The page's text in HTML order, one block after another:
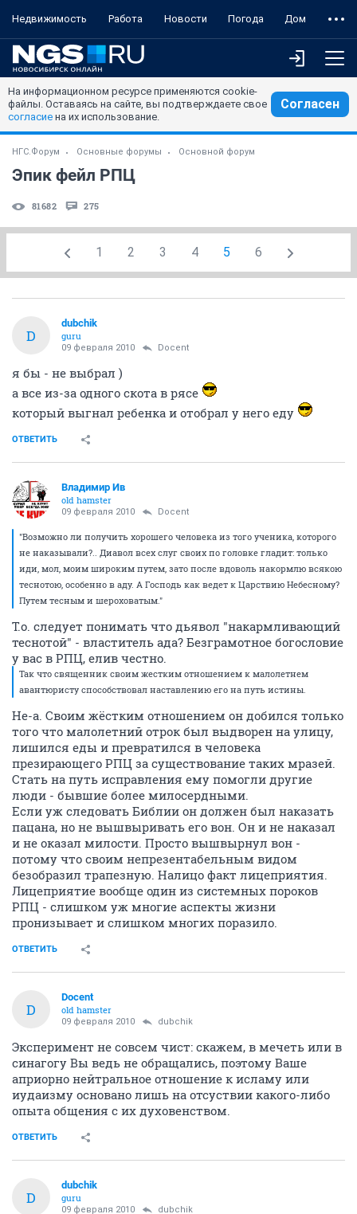
Недвижимость Работа Новости Погода Дом
На информационном ресурсе применяются cookie-
файлы. Оставаясь на сайте, вы подтверждаете свое
согласие на их использование.
Согласен
НГС.Форум Основные форумы Основной форум
Эпик фейл РПЦ
81682 275
1 2 3 4 5 6
D
dubchik
guru
09 февраля 2010 Docent
я бы - не выбрал )
а все из-за одного скота в рясе
который выгнал ребенка и отобрал у него еду
ОТВЕТИТЬ
Владимир Ив
old hamster
09 февраля 2010 Docent
"Возможно ли получить хорошего человека из того ученика, которого
не наказывали?.. Диавол всех слуг своих по головке гладит: только
иди, мол, моим широким путем, зато после вдоволь накормлю всякою
теснотою, особенно в аду. А Господь как ведет к Царствию Небесному?
Путем тесным и шероховатым."
Т.о. следует понимать что дьявол "накармливающий
теснотой" - властитель ада? Безграмотное богословие
у вас в РПЦ, елив честно.
Так что священник своим жестким отношением к малолетнем
авантюристу способствовал наставлению его на путь истины.
Не-а. Своим жёстким отношением он добился только
того что малолетний отрок был выдворен на улицу,
лишился еды и превратился в человека
презирающего РПЦ за существование таких мразей.
Стать на путь исправления ему помогли другие
люди - бывшие более милосердными.
Если уж следовать Библии он должен был наказать
пацана, но не вышвыривать его вон. Он и не наказал
и не оказал милости. Просто вышвырнул вон -
потому что своим непрезентабельным видом
безобразил трапезную. Налицо факт лицеприятия.
Лицеприятие вообще один из системных пороков
РПЦ - слишком уж многие аспекты жизни
пронизывает и слишком многих поразило.
ОТВЕТИТЬ
D
Docent
old hamster
09 февраля 2010 dubchik
Эксперимент не совсем чист: скажем, в мечеть или в
синагогу Вы ведь не обращались, поэтому Ваше
априорно нейтральное отношение к исламу или
иудаизму основано лишь на отсуствии какого-либо
опыта общения с их духовенством.
ОТВЕТИТЬ
D
dubchik
guru
09 февраля 2010 dubchik